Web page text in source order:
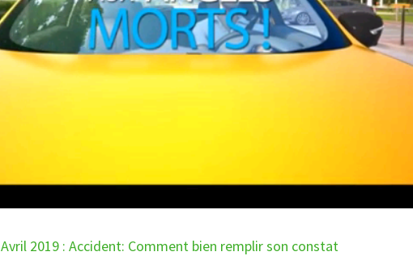
Avril 2019 : Accident: Comment bien remplir son constat